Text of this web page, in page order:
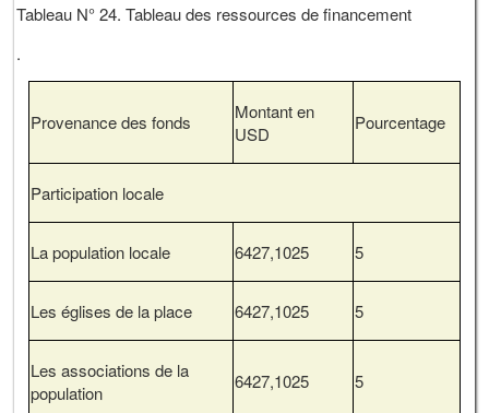
Tableau N° 24. Tableau des ressources de financement
.
Provenance des fonds
Montant en
USD
Pourcentage
Participation locale
La population locale 6427,1025 5
Les églises de la place 6427,1025 5
Les associations de la
population
6427,1025 5